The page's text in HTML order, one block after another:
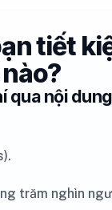
tiết
qua nội
trăm nghìn